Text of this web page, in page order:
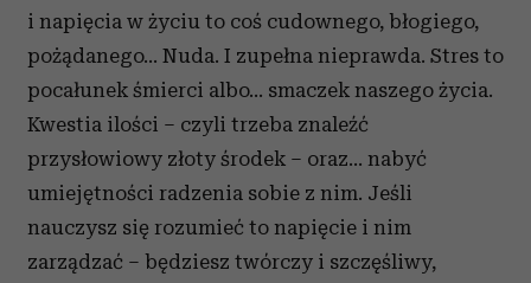
i napięcia w życiu to coś cudownego, błogiego,
pożądanego… Nuda. I zupełna nieprawda. Stres to
pocałunek śmierci albo… smaczek naszego życia.
Kwestia ilości – czyli trzeba znaleźć
przysłowiowy złoty środek – oraz… nabyć
umiejętności radzenia sobie z nim. Jeśli
nauczysz się rozumieć to napięcie i nim
zarządzać – będziesz twórczy i szczęśliwy,